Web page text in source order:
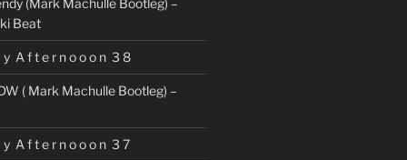
Beat
y A f t e r n o o o n 3 8
( Mark Machulle Bootleg) –
y A f t e r n o o o n 3 7